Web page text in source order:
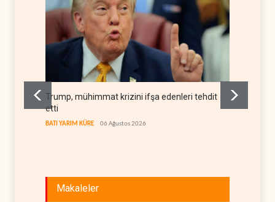
Trump, mühimmat krizini ifşa edenleri tehdit
etti
BATI YARIM KÜRE 06 Ağustos 2026
Makaleler